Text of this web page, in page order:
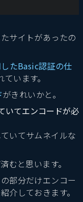
サイトがあったの
たBasic認証の仕
います。
がきれいかと。
いてエンコードが必
いてサムネイルな
むと思います。
部分だけエンコー
介しておきます。